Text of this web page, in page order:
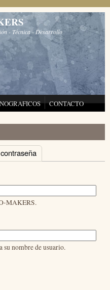
- Técnica - Desarrollo
CONTACTO
MAKERS.
su nombre de usuario.